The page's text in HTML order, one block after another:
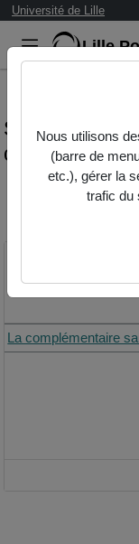
Université de Lille
Statistiques
Modifier la période
La complémentaire
Nous utilisons
(barre de
etc.), gérer la
trafic du